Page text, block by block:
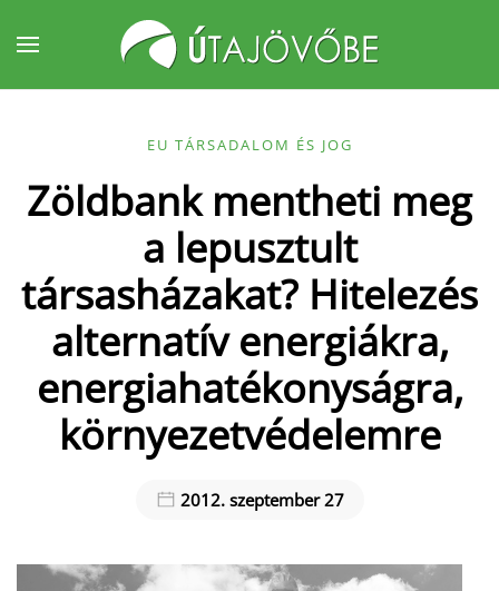
Fő tartalom átugrása
EU TÁRSADALOM ÉS JOG
Zöldbank mentheti meg
a lepusztult
társasházakat? Hitelezés
alternatív energiákra,
energiahatékonyságra,
környezetvédelemre
2012. szeptember 27